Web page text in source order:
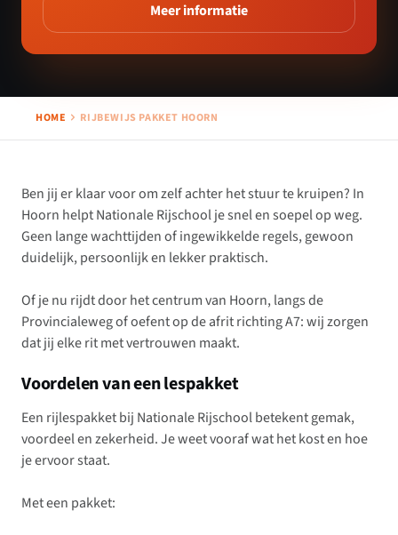
Meer informatie
HOME RIJBEWIJS PAKKET HOORN
Ben jij er klaar voor om zelf achter het stuur te kruipen? In
Hoorn helpt Nationale Rijschool je snel en soepel op weg.
Geen lange wachttijden of ingewikkelde regels, gewoon
duidelijk, persoonlijk en lekker praktisch.
Of je nu rijdt door het centrum van Hoorn, langs de
Provincialeweg of oefent op de afrit richting A7: wij zorgen
dat jij elke rit met vertrouwen maakt.
Voordelen van een lespakket
Een rijlespakket bij Nationale Rijschool betekent gemak,
voordeel en zekerheid. Je weet vooraf wat het kost en hoe
je ervoor staat.
Met een pakket: